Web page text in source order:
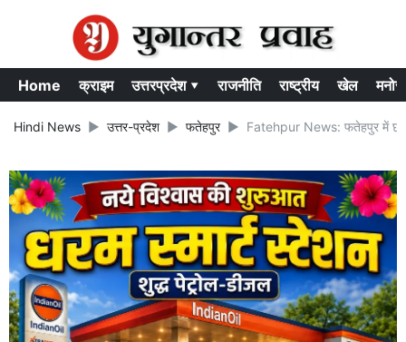
Home क्राइम उत्तरप्रदेश ▾ राजनीति राष्ट्रीय खेल
Hindi News उत्तर-प्रदेश फतेहपुर Fatehpur News: फतेहपुर में